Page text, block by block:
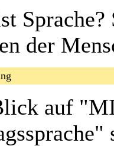
der
auf